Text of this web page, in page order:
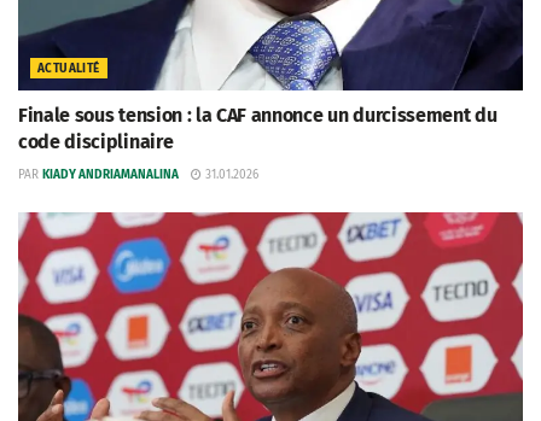
ACTUALITÉ
Finale sous tension : la CAF annonce un durcissement du
code disciplinaire
PAR KIADY ANDRIAMANALINA 31.01.2026